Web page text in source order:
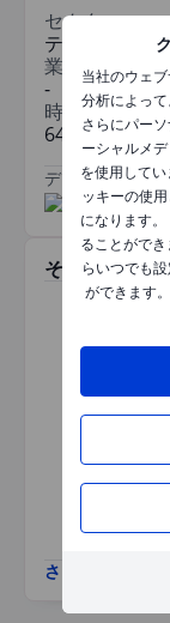
当社のウェ
分析によっ
さらにパー
ーシャルメ
を使用して
ッキーの使
になります
ることがで
らいつでも
ができます
セクター
テクノロジー
業種
-
時価総額
64bn
データ提供元
その他関連銘
さらに表示